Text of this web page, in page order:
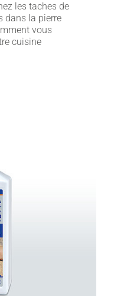
les taches de
dans la pierre
vous
cuisine